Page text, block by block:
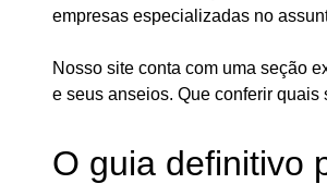
empresas especializadas no
Nosso site conta com uma seção
e seus anseios. Que conferir
O guia definitivo